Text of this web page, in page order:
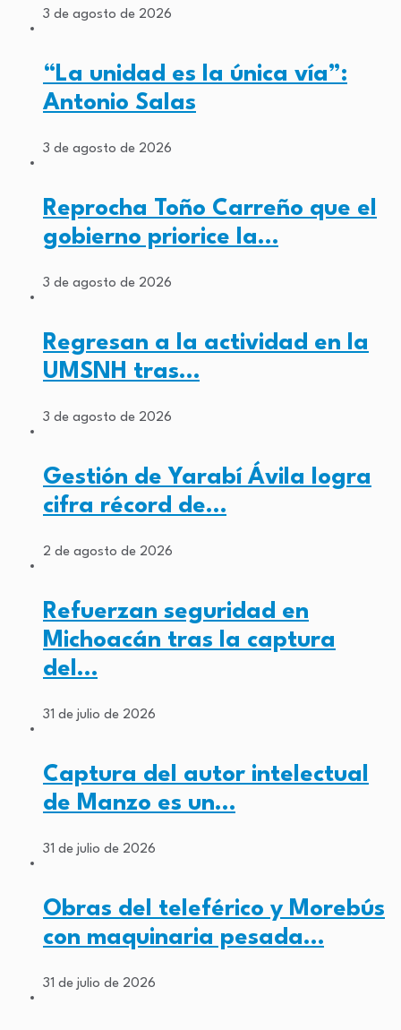
3 de agosto de 2026
“La unidad es la única vía”:
Antonio Salas
3 de agosto de 2026
Reprocha Toño Carreño que el
gobierno priorice la…
3 de agosto de 2026
Regresan a la actividad en la
UMSNH tras…
3 de agosto de 2026
Gestión de Yarabí Ávila logra
cifra récord de…
2 de agosto de 2026
Refuerzan seguridad en
Michoacán tras la captura
del…
31 de julio de 2026
Captura del autor intelectual
de Manzo es un…
31 de julio de 2026
Obras del teleférico y Morebús
con maquinaria pesada…
31 de julio de 2026